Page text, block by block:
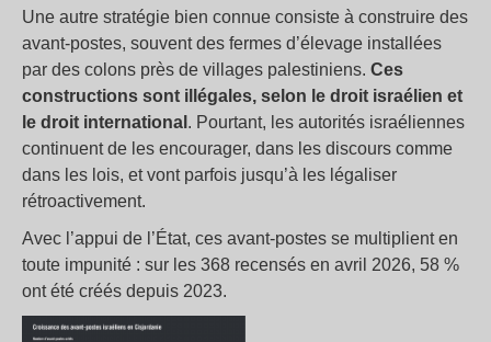
Une autre stratégie bien connue consiste à construire des
avant-postes, souvent des fermes d’élevage installées
par des colons près de villages palestiniens. Ces
constructions sont illégales, selon le droit israélien et
le droit international . Pourtant, les autorités israéliennes
continuent de les encourager, dans les discours comme
dans les lois, et vont parfois jusqu’à les légaliser
rétroactivement.
Avec l’appui de l’État, ces avant-postes se multiplient en
toute impunité : sur les 368 recensés en avril 2026, 58 %
ont été créés depuis 2023.